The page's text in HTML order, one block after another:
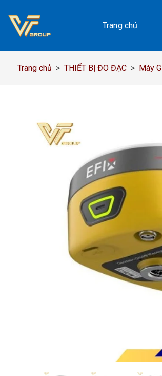
đến
Trang chủ
Trang chủ > THIẾT BỊ ĐO ĐẠC > Máy